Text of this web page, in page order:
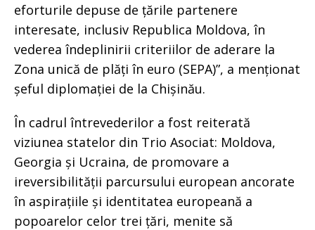
eforturile depuse de țările partenere
interesate, inclusiv Republica Moldova, în
vederea îndeplinirii criteriilor de aderare la
Zona unică de plăți în euro (SEPA)”, a menționat
șeful diplomației de la Chișinău.
În cadrul întrevederilor a fost reiterată
viziunea statelor din Trio Asociat: Moldova,
Georgia și Ucraina, de promovare a
ireversibilității parcursului european ancorate
în aspirațiile și identitatea europeană a
popoarelor celor trei țări, menite să